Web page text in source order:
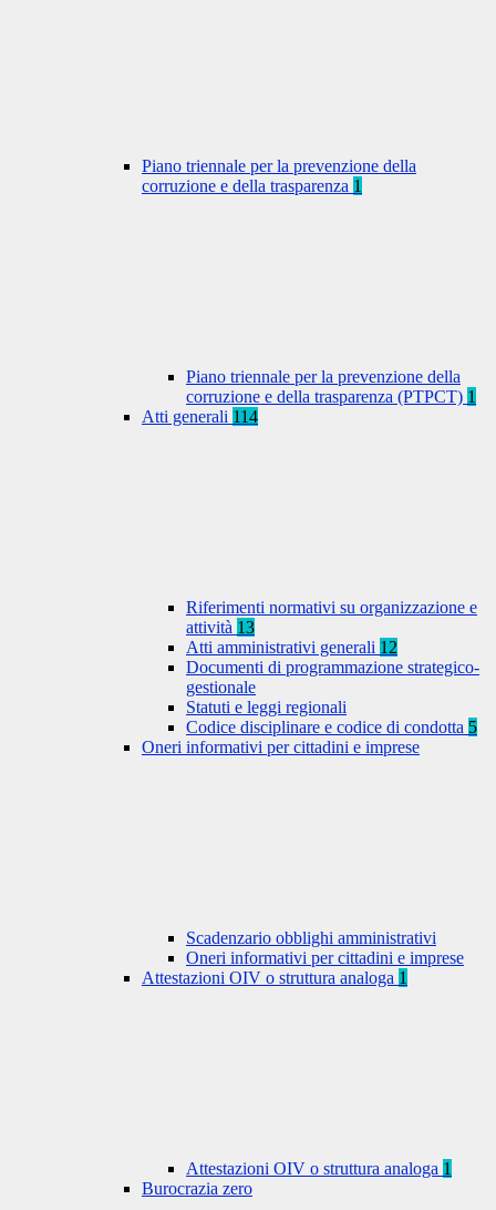
Piano triennale per la prevenzione della
corruzione e della trasparenza 1
Piano triennale per la prevenzione della
corruzione e della trasparenza (PTPCT) 1
Atti generali 114
Riferimenti normativi su organizzazione e
attività 13
Atti amministrativi generali 12
Documenti di programmazione strategico-
gestionale
Statuti e leggi regionali
Codice disciplinare e codice di condotta 5
Oneri informativi per cittadini e imprese
Scadenzario obblighi amministrativi
Oneri informativi per cittadini e imprese
Attestazioni OIV o struttura analoga 1
Attestazioni OIV o struttura analoga 1
Burocrazia zero